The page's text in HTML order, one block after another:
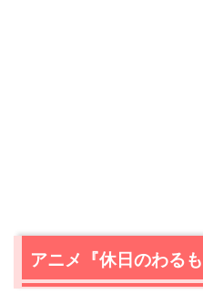
アニメ『休日のわる